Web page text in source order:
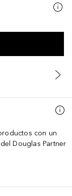
con un
Douglas Partner